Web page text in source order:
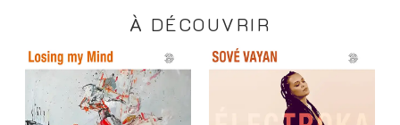
À DÉCOUVRIR